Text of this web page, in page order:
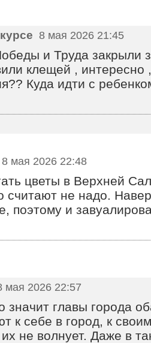
8 мая 2026 21:45
и Труда закрыли
клещей , интересно
Куда идти с
8 мая 2026 22:48
цветы в Верхней
считают не надо.
поэтому и
мая 2026 22:57
значит главы города
к себе в город, к
не волнует. Даже в